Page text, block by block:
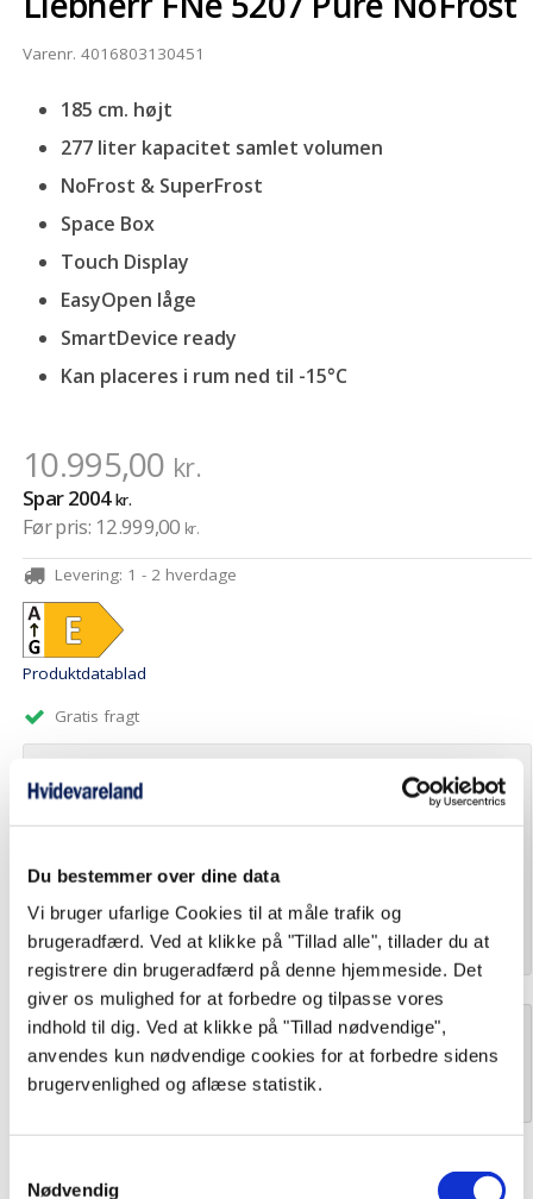
Du bestemmer over dine data
Vi bruger ufarlige Cookies til at måle trafik og
brugeradfærd. Ved at klikke på "Tillad alle", tillader du at
registrere din brugeradfærd på denne hjemmeside. Det
giver os mulighed for at forbedre og tilpasse vores
indhold til dig. Ved at klikke på "Tillad nødvendige",
anvendes kun nødvendige cookies for at forbedre sidens
brugervenlighed og aflæse statistik.
Nødvendig
Varenr.4016803130451
185 cm. højt
277 liter kapacitet samlet volumen
NoFrost & SuperFrost
Space Box
Touch Display
EasyOpen låge
SmartDevice ready
Kan placeres i rum ned til -15°C
10.995,00 kr.
Spar2004kr.
Før pris: 12.999,00 kr.
Levering: 1 - 2 hverdage
Produktdatablad
Gratis fragt
Tilkøb til produktet
[+ 0,00
Afhentning i butikken (Vejle)
[+ 0,00 kr.
*Levering+Indbæring/Opbæring[+ 399,00kr.
*Levering+Opbæring (Etage) [+ 699,00 kr.]
*Levering og Montering[+ 899,00kr.]
*Levering m. Opbæring (400,- kr.) og Montering (
899,- kr.)[+ 1.299,00kr. ]
Ingen bortskaffelse[+ 0,00kr.]
*Bortskaffelse af gl. produkt[+ 299,00kr.]
Antal stk. Læg i kurv